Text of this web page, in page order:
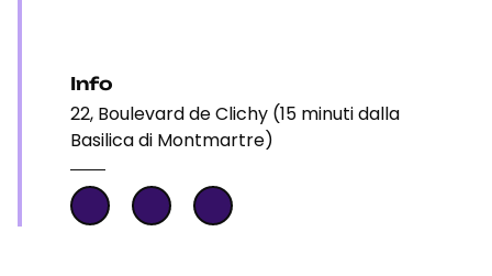
Info
22, Boulevard de Clichy (15 minuti dalla
Basilica di Montmartre)